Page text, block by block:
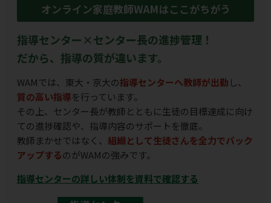
オンライン家庭教師WAMはここがちがう
指導センター×センター長の進捗管理！
だから、指導の質が違います。
WAMでは、東大・京大の指導センターへ教師が出勤 し、
質の高い指導を行っています。
その上、センター長が教師とともに生徒の目標達成に向け
ての進捗確認や、指導内容のサポートを徹底。
教師まかせではなく、 組織として生徒さんを全力でバック
アップするのがWAMの強みです。
指導センターの詳しい体制を資料で確認する